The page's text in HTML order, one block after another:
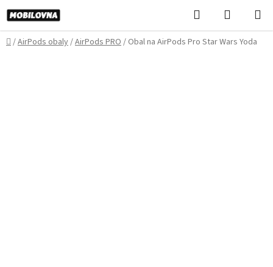
Prejsť
na
obsah
Hľadať
KOŠÍK
Domov
/AirPods obaly/AirPods PRO/ Obal na AirPods Pro Star Wars Yoda